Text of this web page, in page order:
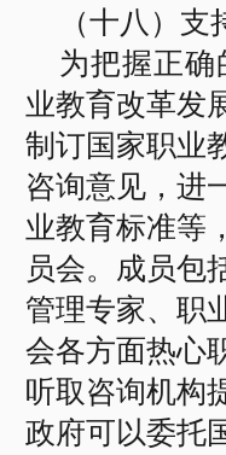
（十八）
为把握正
业教育改革发
制订国家职业
咨询意见，进
业教育标准等
员会。成员包
管理专家、职
会各方面热心
听取咨询机构
政府可以委托